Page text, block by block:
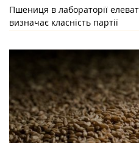
Пшениця в лабораторії
визначає класність партії